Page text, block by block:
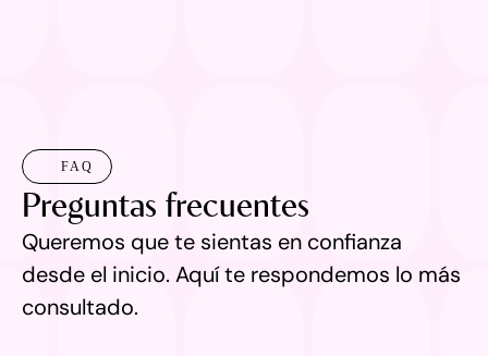
FAQ
Preguntas frecuentes
Queremos que te sientas en confianza
desde el inicio. Aquí te respondemos lo más
consultado.